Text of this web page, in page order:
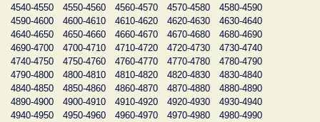
4540-4550
4550-4560 4560-4570 4570-4580
4580-4590
4590-4600
4600-4610 4610-4620 4620-4630
4630-4640
4640-4650
4650-4660 4660-4670 4670-4680
4680-4690
4690-4700
4700-4710 4710-4720 4720-4730
4730-4740
4740-4750
4750-4760 4760-4770 4770-4780
4780-4790
4790-4800
4800-4810 4810-4820 4820-4830
4830-4840
4840-4850
4850-4860 4860-4870 4870-4880
4880-4890
4890-4900
4900-4910 4910-4920 4920-4930
4930-4940
4940-4950
4950-4960 4960-4970 4970-4980
4980-4990